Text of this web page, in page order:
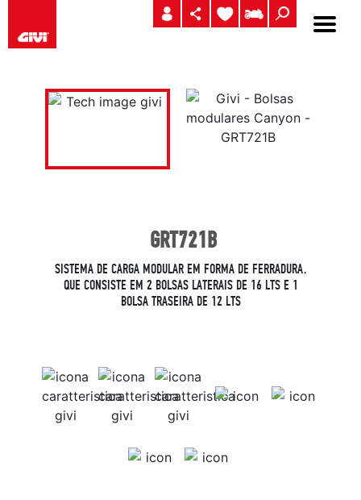
GRT721B
SISTEMA DE CARGA MODULAR EM FORMA DE FERRADURA,
QUE CONSISTE EM 2 BOLSAS LATERAIS DE 16 LTS E 1
BOLSA TRASEIRA DE 12 LTS